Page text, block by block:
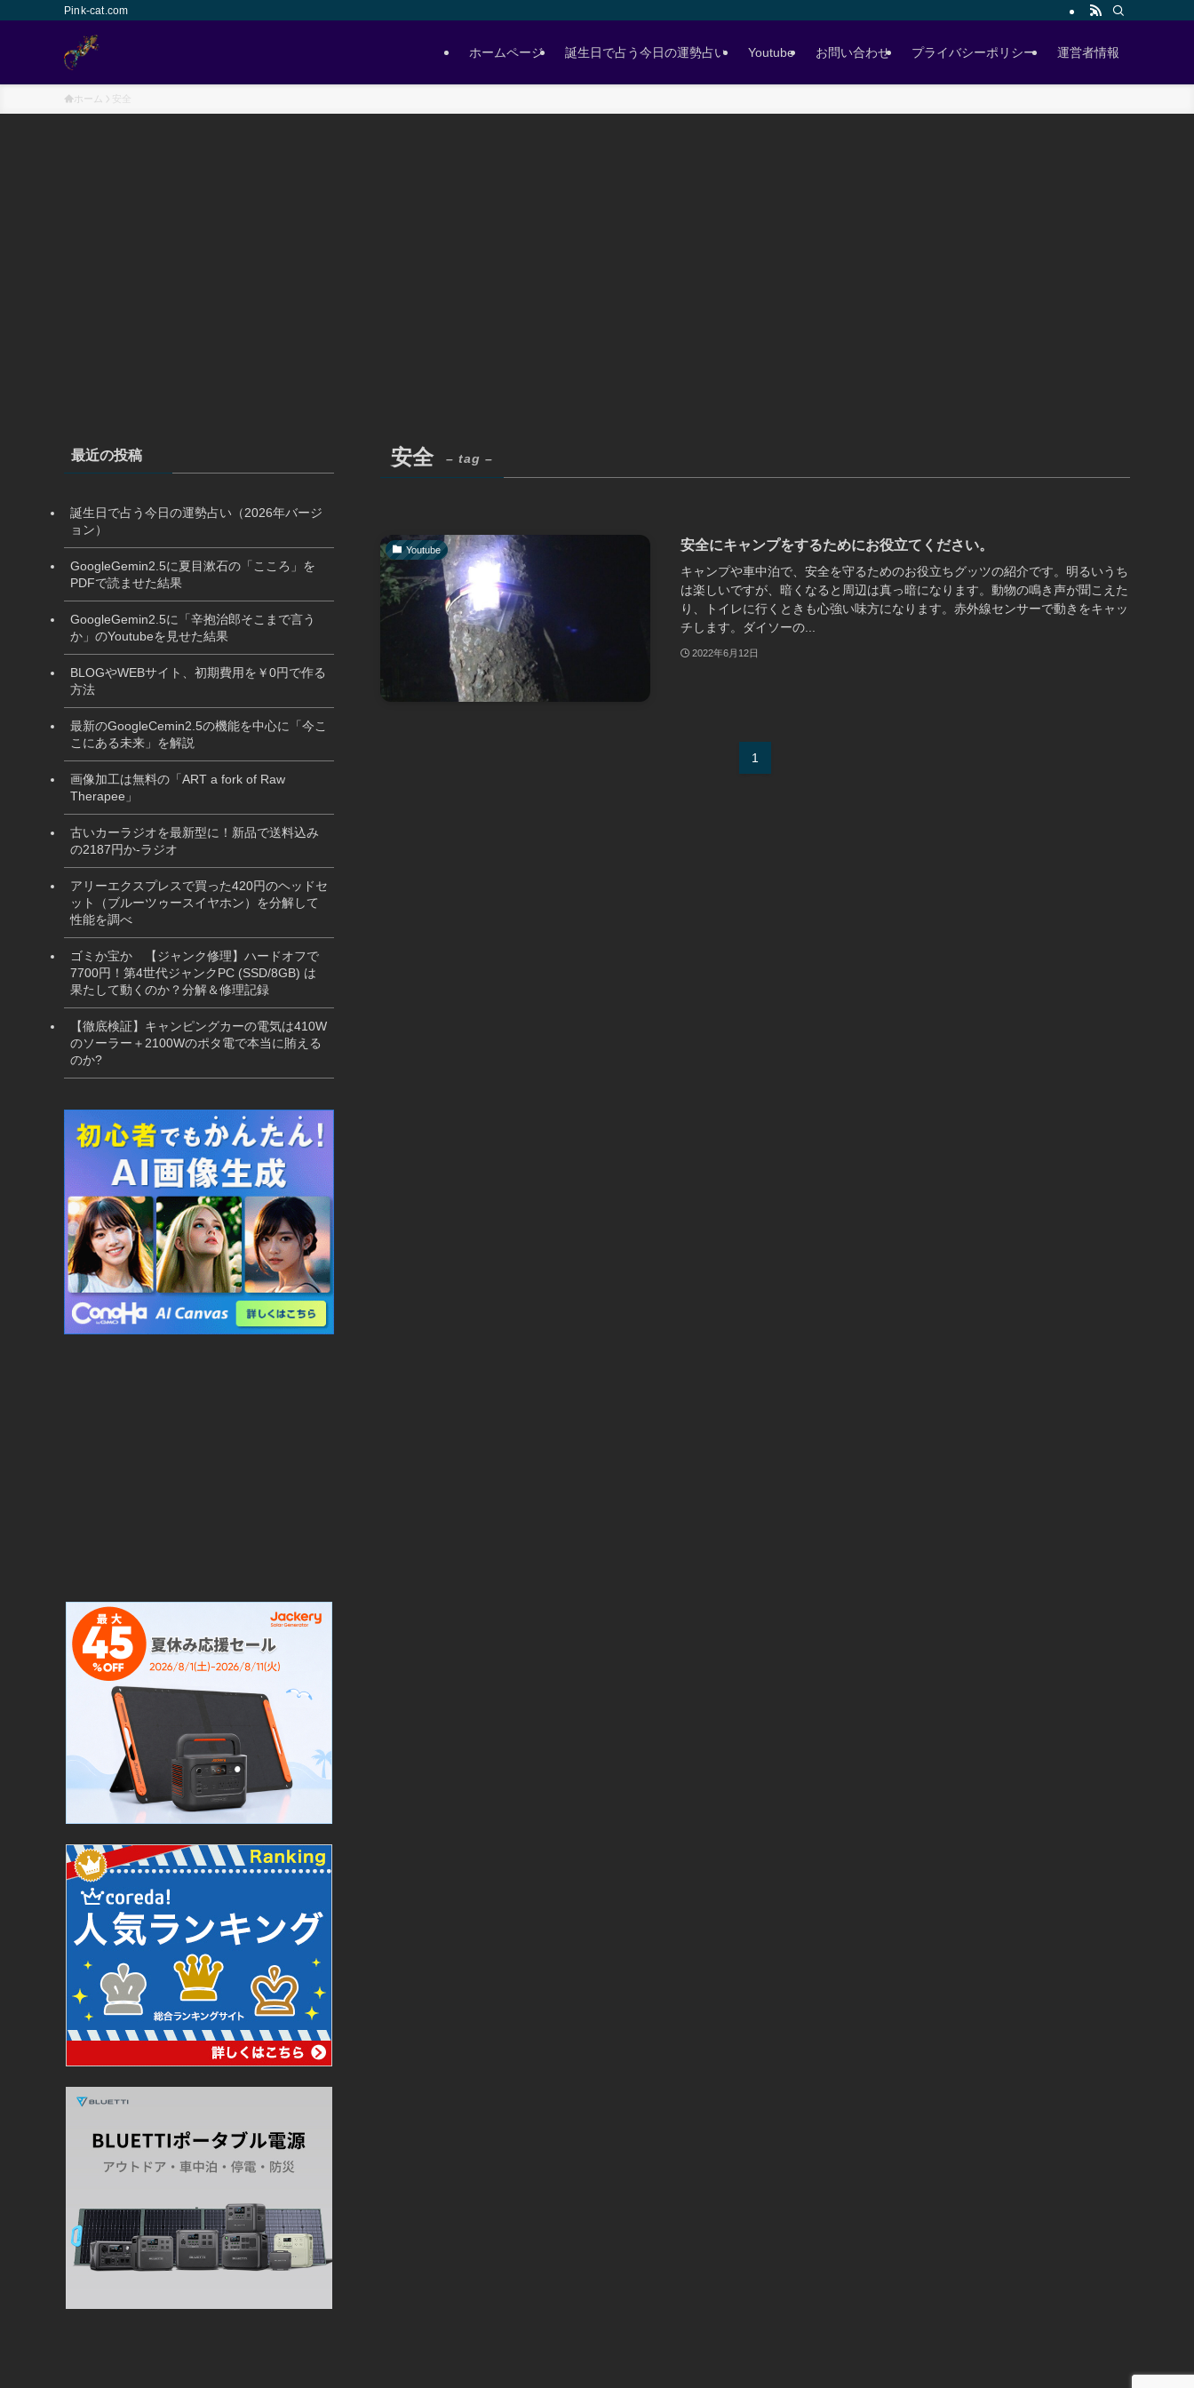
Pink-cat.com
ホームページ 誕生日で占う今日の運勢占い Youtube お問い合わせ プライバシーポリシー 運営者情報
ホーム 安全
安全 – tag –
Youtube 安全にキャンプをするためにお役立てください。
キャンプや車中泊で、安全を守るためのお役立ちグッツの紹介です。明るいうち
は楽しいですが、暗くなると周辺は真っ暗になります。動物の鳴き声が聞こえた
り、トイレに行くときも心強い味方になります。赤外線センサーで動きをキャッ
チします。ダイソーの...
2022年6月12日
1
最近の投稿
誕生日で占う今日の運勢占い（2026年バージ
ョン）
GoogleGemin2.5に夏目漱石の「こころ」を
PDFで読ませた結果
GoogleGemin2.5に「辛抱治郎そこまで言う
か」のYoutubeを見せた結果
BLOGやWEBサイト、初期費用を￥0円で作る
方法
最新のGoogleCemin2.5の機能を中心に「今こ
こにある未来」を解説
画像加工は無料の「ART a fork of Raw
Therapee」
古いカーラジオを最新型に！新品で送料込み
の2187円か-ラジオ
アリーエクスプレスで買った420円のヘッドセ
ット（ブルーツゥースイヤホン）を分解して
性能を調べ
ゴミか宝か 【ジャンク修理】ハードオフで
7700円！第4世代ジャンクPC (SSD/8GB) は
果たして動くのか？分解＆修理記録
【徹底検証】キャンピングカーの電気は410W
のソーラー＋2100Wのポタ電で本当に賄える
のか?